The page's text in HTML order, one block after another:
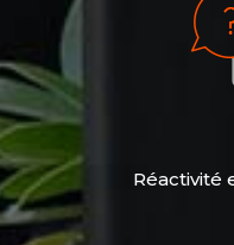
Réactivité